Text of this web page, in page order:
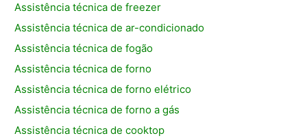
Assistência técnica de freezer
Assistência técnica de ar-condicionado
Assistência técnica de fogão
Assistência técnica de forno
Assistência técnica de forno elétrico
Assistência técnica de forno a gás
Assistência técnica de cooktop